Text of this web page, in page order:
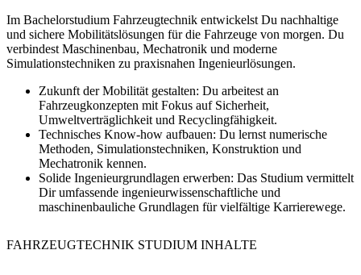
Im Bachelorstudium Fahrzeugtechnik entwickelst Du nachhaltige
und sichere Mobilitätslösungen für die Fahrzeuge von morgen. Du
verbindest Maschinenbau, Mechatronik und moderne
Simulationstechniken zu praxisnahen Ingenieurlösungen.
Zukunft der Mobilität gestalten: Du arbeitest an
Fahrzeugkonzepten mit Fokus auf Sicherheit,
Umweltverträglichkeit und Recyclingfähigkeit.
Technisches Know-how aufbauen: Du lernst numerische
Methoden, Simulationstechniken, Konstruktion und
Mechatronik kennen.
Solide Ingenieurgrundlagen erwerben: Das Studium vermittelt
Dir umfassende ingenieurwissenschaftliche und
maschinenbauliche Grundlagen für vielfältige Karrierewege.
FAHRZEUGTECHNIK STUDIUM INHALTE